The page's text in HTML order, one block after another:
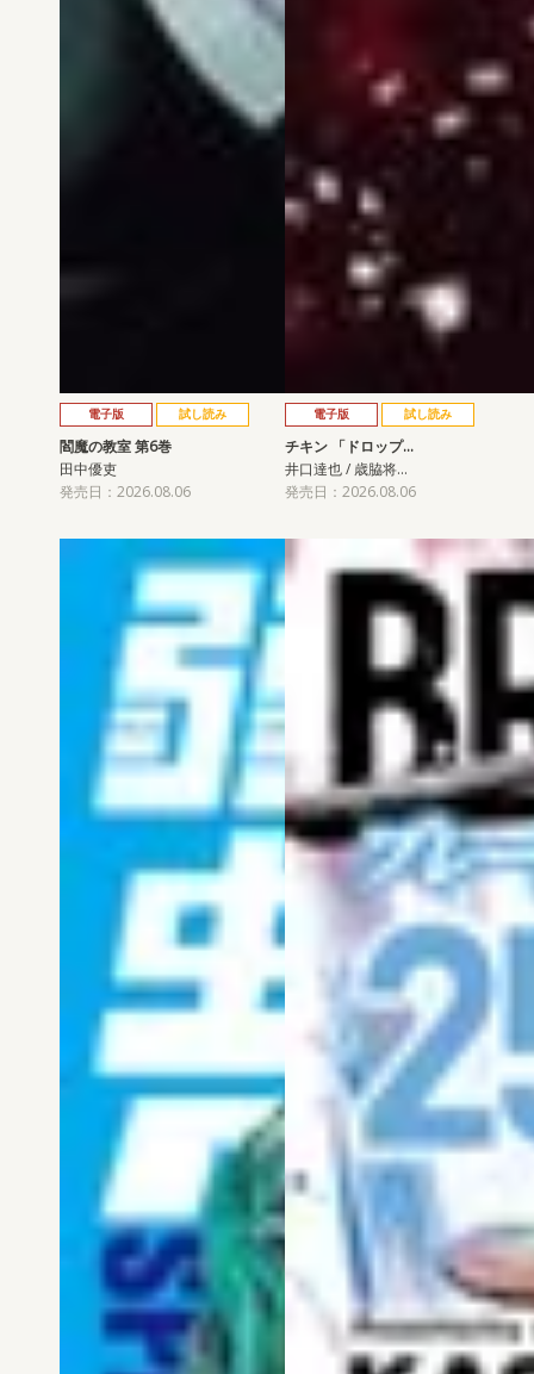
電子版 試し読み
閻魔の教室 第6巻
田中優吏
発売日：2026.08.06
電子版 試し読み
チキン 「ドロップ…
井口達也 / 歳脇将…
発売日：2026.08.06